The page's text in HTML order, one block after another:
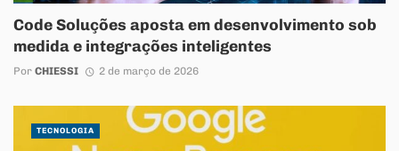
Code Soluções aposta em desenvolvimento sob
medida e integrações inteligentes
Por CHIESSI 2 de março de 2026
TECNOLOGIA